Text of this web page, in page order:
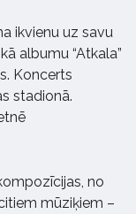
ikvienu uz savu
albumu “Atkala”
Koncerts
stadionā.
no
mūziķiem –